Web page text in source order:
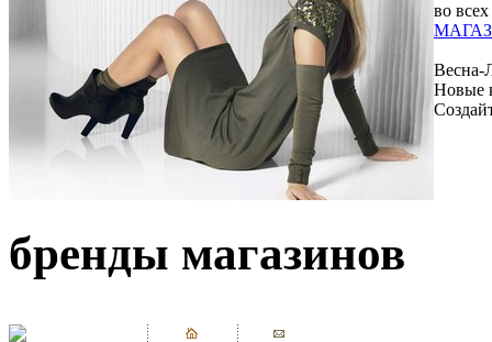
во всех
Весна-
Новые
бренды магазинов